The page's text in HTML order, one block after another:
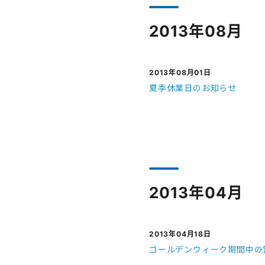
2013年08月
2013年08月01日
夏季休業日のお知らせ
2013年04月
2013年04月18日
ゴールデンウィーク期間中